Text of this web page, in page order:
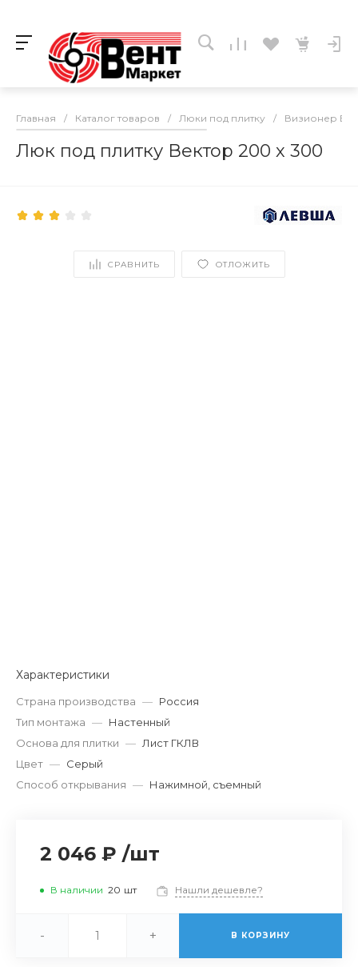
Главная / Каталог товаров / Люки под плитку / Визионер
Люк под плитку Вектор 200 х 300
СРАВНИТЬ ОТЛОЖИТЬ
Характеристики
Страна производства — Россия
Тип монтажа — Настенный
Основа для плитки — Лист ГКЛВ
Цвет — Серый
Способ открывания — Нажимной, съемный
2 046 ₽ /шт
В наличии 20 шт Нашли дешевле?
- + В КОРЗИНУ